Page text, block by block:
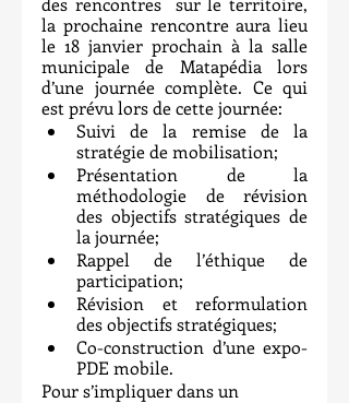
la prochaine rencontre aura lieu
le 18 janvier prochain à la salle
municipale de Matapédia lors
d’une journée complète. Ce qui
est prévu lors de cette journée:
Suivi de la remise de la
stratégie de mobilisation;
Présentation de la
méthodologie de révision
des objectifs stratégiques de
la journée;
Rappel de l’éthique de
participation;
Révision et reformulation
des objectifs stratégiques;
Co-construction d’une expo-
PDE mobile.
Pour s’impliquer dans un